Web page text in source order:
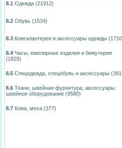
8.1 Одежда (21912)
8.2 Обувь (1534)
8.3 Кожгалантерея и аксессуары одежды
8.4 Часы, ювелирные изделия и бижутерия
(1828)
8.5 Спецодежда, спецобувь и аксессуары
8.6 Ткани, швейная фурнитура, аксессуары.
швейное оборудование (9580)
8.7 Кожа, меха (377)